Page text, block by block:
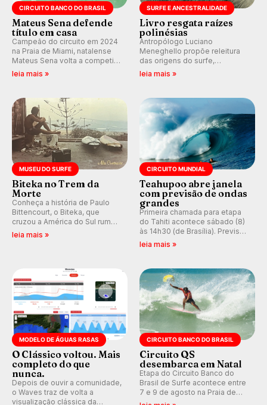
CIRCUITO BANCO DO BRASIL
Mateus Sena defende
título em casa
Campeão do circuito em 2024
na Praia de Miami, natalense
Mateus Sena volta a competir
em casa em busca de manter a
hegemonia potiguar em etapa
leia mais »
SURFE E ANCESTRALIDADE
Livro resgata raízes
polinésias
Antropólogo Luciano
Meneghello propõe releitura
das origens do surfe,
resgatando a cultura polinésia
e questionando a visão
prática em esporte e indústria.
leia mais »
MUSEU DO SURFE
Biteka no Trem da
Morte
Conheça a história de Paulo
Bittencourt, o Biteka, que
cruzou a América do Sul rumo
ao Pacífico em uma jornada
que se tornou um marco de
leia mais »
CIRCUITO MUNDIAL
Teahupoo abre janela
com previsão de ondas
grandes
Primeira chamada para etapa
do Tahiti acontece sábado (8)
às 14h30 (de Brasília). Previsão
indica swell consistente.
Medina embarca para evento e
Kelly Slater convidado.
leia mais »
MODELO DE ÁGUAS RASAS
O Clássico voltou. Mais
completo do que
nunca.
Depois de ouvir a comunidade,
o Waves traz de volta a
visualização clássica da
CIRCUITO BANCO DO BRASIL
Circuito QS
desembarca em Natal
Etapa do Circuito Banco do
Brasil de Surfe acontece entre
7 e 9 de agosto na Praia de
Miami (RN), em disputas